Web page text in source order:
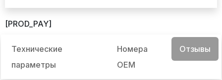
[PROD_PAY]
Технические
параметры
Номера
OEM
Отзывы